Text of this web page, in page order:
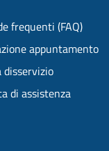
frequenti (FAQ)
appuntamento
disservizio
di assistenza